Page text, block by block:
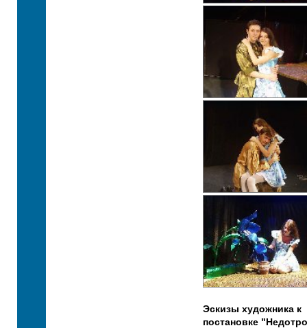
Эскизы художника к
постановке